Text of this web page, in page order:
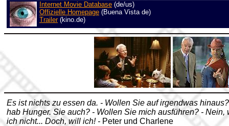
Internet Movie Database (de/us)
Offizielle Homepage (Buena Vista de)
Trailer(kino.de)
Es ist nichts zu essen da. - Wollen Sie auf irgendwas
hab Hunger. Sie auch? - Wollen Sie mich ausführen? - Nein,
ich nicht... Doch, will ich! - Peter und Charlene